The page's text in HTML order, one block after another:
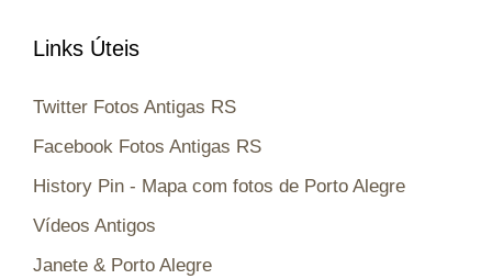
Links Úteis
Twitter Fotos Antigas RS
Facebook Fotos Antigas RS
History Pin - Mapa com fotos de Porto Alegre
Vídeos Antigos
Janete & Porto Alegre